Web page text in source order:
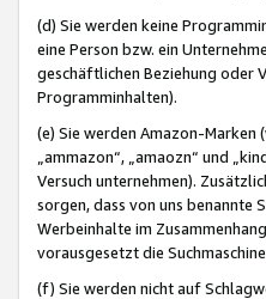
(d) Sie werden keine
eine Person bzw. ein
geschäftlichen Beziehung oder
Programminhalten).
(e) Sie werden Amazon-Marken
„ammazon“, „amaozn“ und
Versuch unternehmen).
sorgen, dass von uns benannte
Werbeinhalte im
vorausgesetzt die
(f) Sie werden nicht auf